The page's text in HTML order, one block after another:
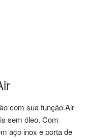
com sua função Air
sem óleo. Com
aço inox e porta de